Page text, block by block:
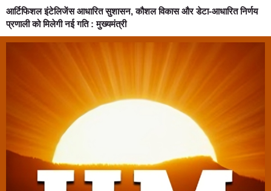
आर्टिफिशल इंटेलिजेंस आधारित सुशासन, कौशल विकास और डेटा-आधारित निर्णय
प्रणाली को मिलेगी नई गति : मुख्यमंत्री